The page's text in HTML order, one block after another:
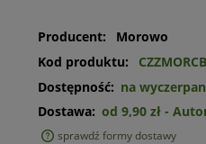
Producent:
Morowo
Kod produktu:
Dostępność: na
Dostawa: od 9,90 zł -
sprawdź formy dostawy